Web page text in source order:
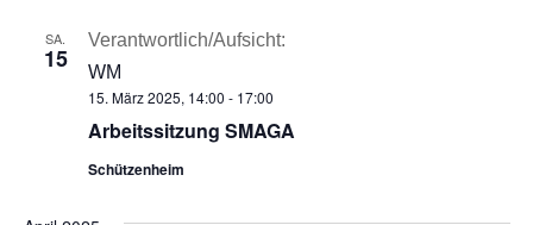
SA.
15
15. März 2025, 14:00 - 17:00
Arbeitssitzung SMAGA
Schützenheim
Verantwortlich/Aufsicht:
WM